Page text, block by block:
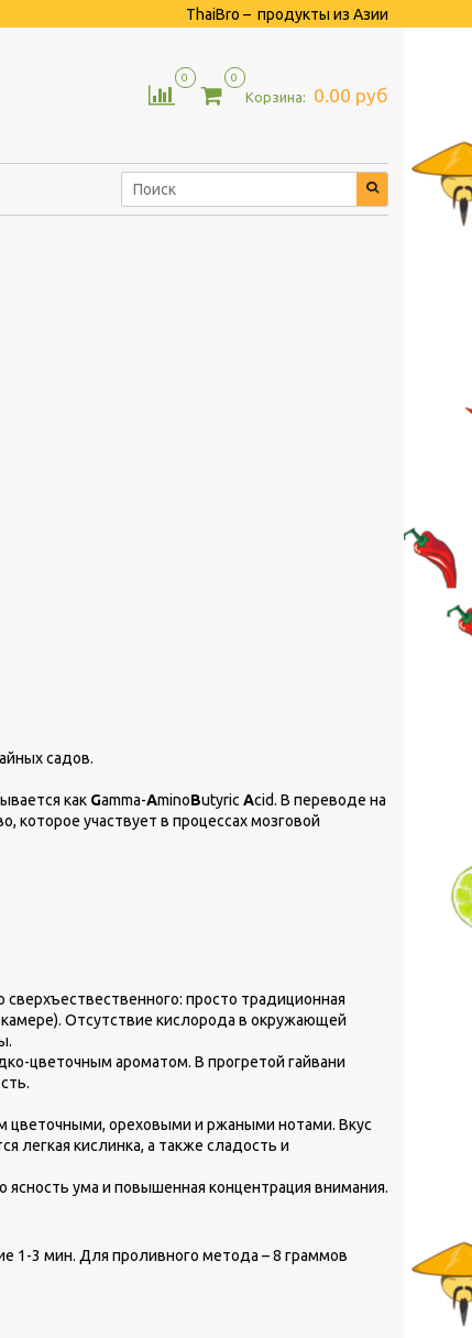
ThaiBro – продукты из Азии
0 0
Корзина: 0.00 руб
садов.
как Gamma-AminoButyricAcid. В переводе на
которое участвует в процессах мозговой
сверхъествественного: просто традиционная
Отсутствие кислорода в окружающей
цветочным ароматом. В прогретой гайвани
цветочными, ореховыми и ржаными нотами. Вкус
легкая кислинка, а также сладость и
ясность ума и повышенная концентрация внимания.
1-3 мин. Для проливного метода – 8 граммов